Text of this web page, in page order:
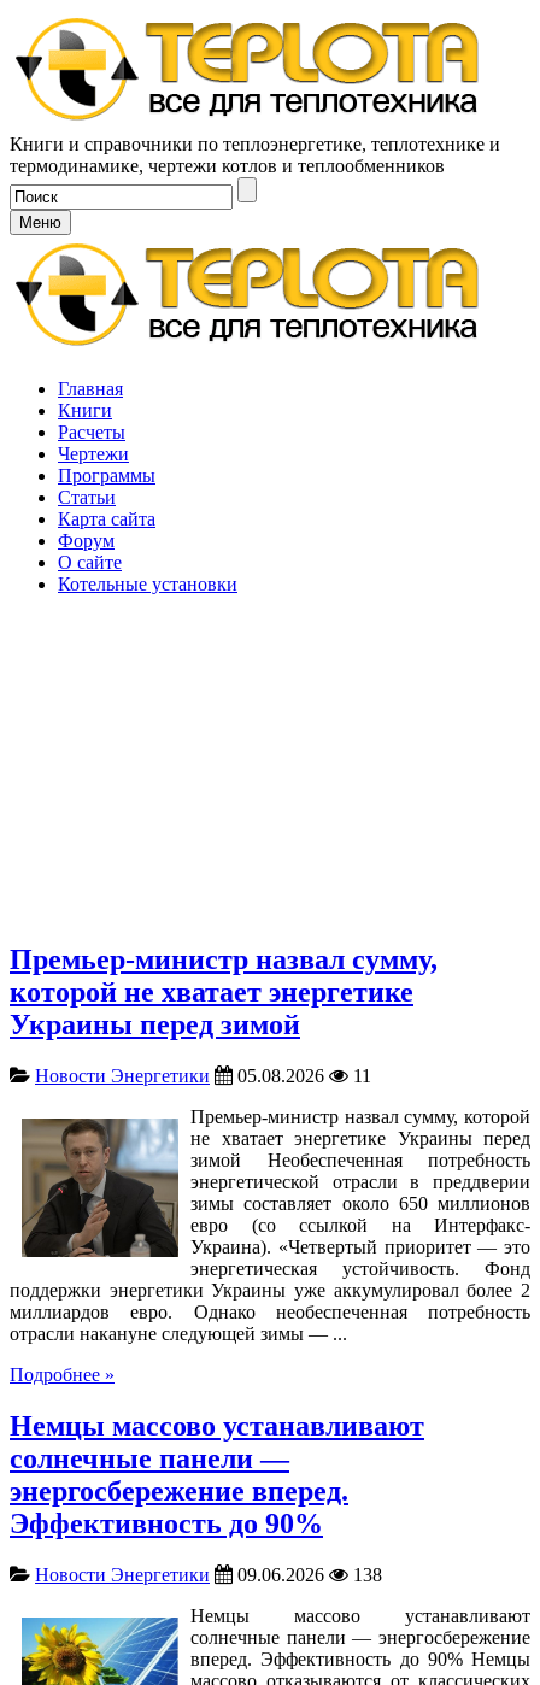
Книги и справочники по теплоэнергетике, теплотехнике и
термодинамике, чертежи котлов и теплообменников
Меню
Главная
Книги
Расчеты
Чертежи
Программы
Статьи
Карта сайта
Форум
О сайте
Котельные установки
Премьер-министр назвал сумму,
которой не хватает энергетике
Украины перед зимой
Новости Энергетики 05.08.2026
11
Премьер-министр назвал сумму, которой
не хватает энергетике Украины перед
зимой Необеспеченная потребность
энергетической отрасли в преддверии
зимы составляет около 650 миллионов
евро (со ссылкой на Интерфакс-
Украина). «Четвертый приоритет — это
энергетическая устойчивость. Фонд
поддержки энергетики Украины уже аккумулировал более 2
миллиардов евро. Однако необеспеченная потребность
отрасли накануне следующей зимы — ...
Подробнее »
Немцы массово устанавливают
солнечные панели —
энергосбережение вперед.
Эффективность до 90%
Новости Энергетики 09.06.2026
138
Немцы массово устанавливают
солнечные панели — энергосбережение
вперед. Эффективность до 90% Немцы
массово отказываются от классических